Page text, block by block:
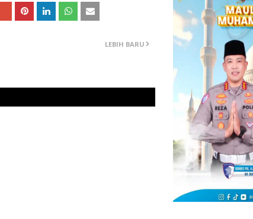
LEBIH BARU